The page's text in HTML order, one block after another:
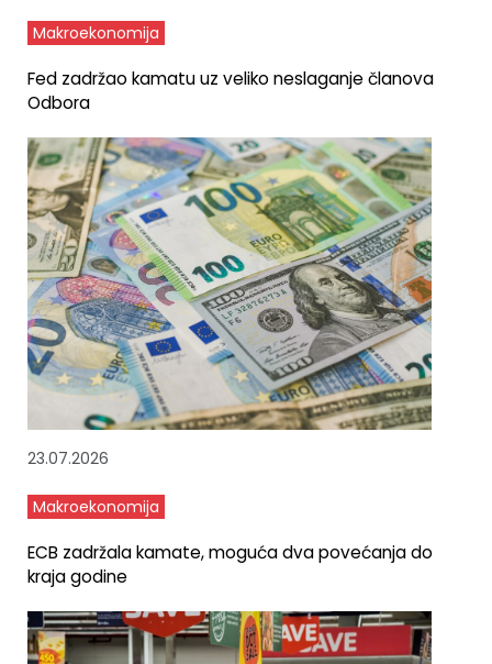
Makroekonomija
Fed zadržao kamatu uz veliko neslaganje članova
Odbora
23.07.2026
Makroekonomija
ECB zadržala kamate, moguća dva povećanja do
kraja godine